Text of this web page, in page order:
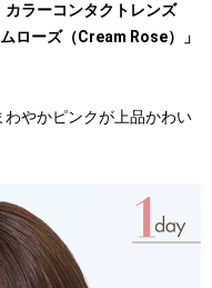
ラーコンタクトレンズ
ムローズ（Cream Rose）」
やかピンクが上品かわい